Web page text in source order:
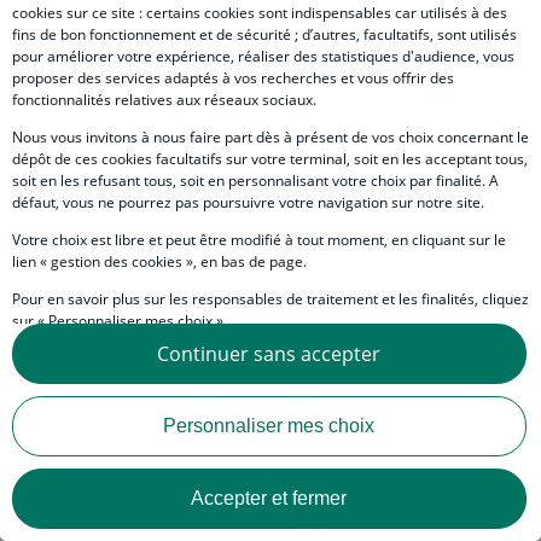
Télécharger l’étude
Nos experts
Contacts / Experts
Image Prénom
TaniaNAME
SOLLOGOUB
Economiste
Body
Il peut sembler surprenant que l’enlèvement spectaculaire
de N. Maduro par les États-Unis, transgression assumée des
règles de la Charte des Nations-unies, n’ait guère
déclenché d’onde de choc financière. Les marchés ont non
seulement facilement absorbé l’événement, mais se sont
donc pas eu de fuite massive vers les valeurs refuges, pas de
dislocation financière, pas de tension durable sur le
cookies sur ce site : certains cookies sont indispensables car utilisés à des
fins de bon fonctionnement et de sécurité ; d’autres, facultatifs, sont utilisés
pour améliorer votre expérience, réaliser des statistiques d'audience, vous
proposer des services adaptés à vos recherches et vous offrir des
fonctionnalités relatives aux réseaux sociaux.
Nous vous invitons à nous faire part dès à présent de vos choix concernant le
dépôt de ces cookies facultatifs sur votre terminal, soit en les acceptant tous,
soit en les refusant tous, soit en personnalisant votre choix par finalité. A
défaut, vous ne pourrez pas poursuivre votre navigation sur notre site.
Votre choix est libre et peut être modifié à tout moment, en cliquant sur le
lien « gestion des cookies », en bas de page.
Pour en savoir plus sur les responsables de traitement et les finalités, cliquez
sur « Personnaliser mes choix ».
Vous pouvez également consulter notre Politique de protection des données
personnelles en cliquant sur le lien « Protection des données personnelles »
en bas de page.
Continuer sans accepter
Personnaliser mes choix
Accepter et fermer